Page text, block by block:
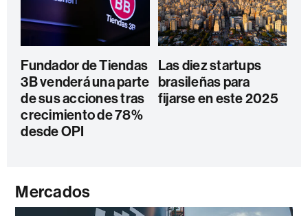
Fundador de Tiendas
3B venderá una parte
de sus acciones tras
crecimiento de 78%
desde OPI
Las diez startups
brasileñas para
fijarse en este 2025
Mercados